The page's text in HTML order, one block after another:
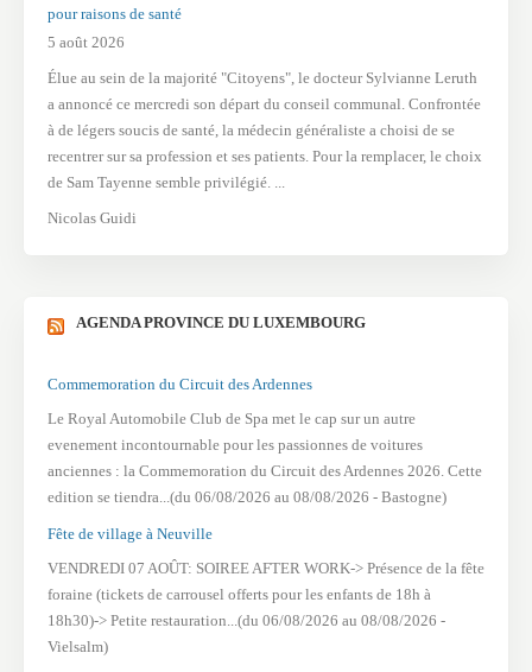
pour raisons de santé
5 août 2026
Élue au sein de la majorité "Citoyens", le docteur Sylvianne Leruth
a annoncé ce mercredi son départ du conseil communal. Confrontée
à de légers soucis de santé, la médecin généraliste a choisi de se
recentrer sur sa profession et ses patients. Pour la remplacer, le choix
de Sam Tayenne semble privilégié. ...
Nicolas Guidi
AGENDA PROVINCE DU LUXEMBOURG
Commemoration du Circuit des Ardennes
Le Royal Automobile Club de Spa met le cap sur un autre
evenement incontournable pour les passionnes de voitures
anciennes : la Commemoration du Circuit des Ardennes 2026. Cette
edition se tiendra...(du 06/08/2026 au 08/08/2026 - Bastogne)
Fête de village à Neuville
VENDREDI 07 AOÛT: SOIREE AFTER WORK-> Présence de la fête
foraine (tickets de carrousel offerts pour les enfants de 18h à
18h30)-> Petite restauration...(du 06/08/2026 au 08/08/2026 -
Vielsalm)